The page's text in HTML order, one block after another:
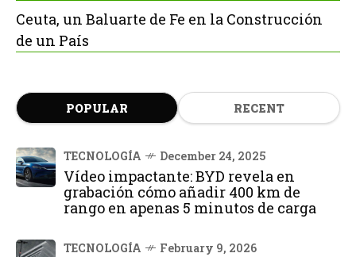
Ceuta, un Baluarte de Fe en la Construcción
de un País
POPULAR RECENT
TECNOLOGÍA December 24, 2025
Vídeo impactante: BYD revela en
grabación cómo añadir 400 km de
rango en apenas 5 minutos de carga
TECNOLOGÍA February 9, 2026